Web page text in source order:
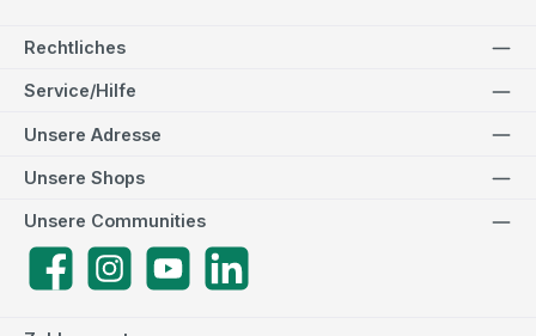
Rechtliches
Service/Hilfe
Unsere Adresse
Unsere Communities
FacebookInstagramYouTube
Unsere Shops